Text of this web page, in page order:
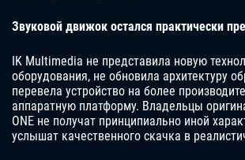
Звуковой движок остался практически
IK Multimedia не представила новую
оборудования, не обновила архитектуру
перевела устройство на более
аппаратную платформу. Владельцы
ONE не получат принципиально иной
услышат качественного скачка в